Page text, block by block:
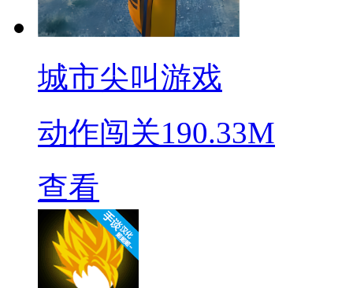
城市尖叫游戏
动作闯关190.33M
查看